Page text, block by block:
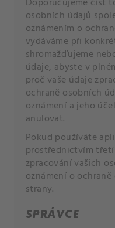
osobních údajů
oznámením o
vydáváme při
shromažďujeme
údaje, abyste v
proč vaše údaje
ochraně osobních
oznámení a jeho
anulovat.
Pokud používáte
prostřednictvím třetí
zpracování vašich
oznámení o
strany.
SPRÁVCE